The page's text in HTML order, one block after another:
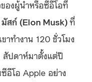
องผู้นำหรือซีอีโอที่
สก์ (Elon Musk)ที่
ขาทำงาน 120 ชั่วโมง
สัปดาห์มาตั้งแต่ปี
อีโอ Apple อย่าง